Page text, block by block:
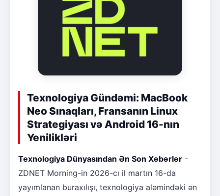
Texnologiya Gündəmi: MacBook
Neo Sınaqları, Fransanın Linux
Strategiyası və Android 16-nın
Yenilikləri
Texnologiya Dünyasından Ən Son Xəbərlər -
ZDNET Morning-in 2026-cı il martın 16-da
yayımlanan buraxılışı, texnologiya aləmindəki ən